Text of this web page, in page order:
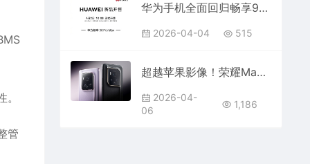
管
华为手机全面回归畅享90首销远超预期何刚：大家都说价格香
2026-04-04 515
超越苹果影像！荣耀Magic9系列10月见首款阿莱影像商务旗舰
2026-04-
06
1,186